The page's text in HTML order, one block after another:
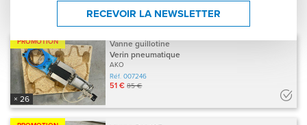
Résultats : 145 produits en stock(50 produits différents)
PROMOTION
× 26
Vanne guillotine
Verin pneumatique
AKO
Réf. 007246
51 €85 €
RECEVOIR LA NEWSLETTER